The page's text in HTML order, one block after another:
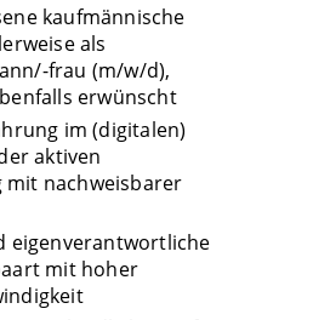
kaufmännische
als
frau (m/w/d),
erwünscht
im (digitalen)
aktiven
nachweisbarer
eigenverantwortliche
mit hoher